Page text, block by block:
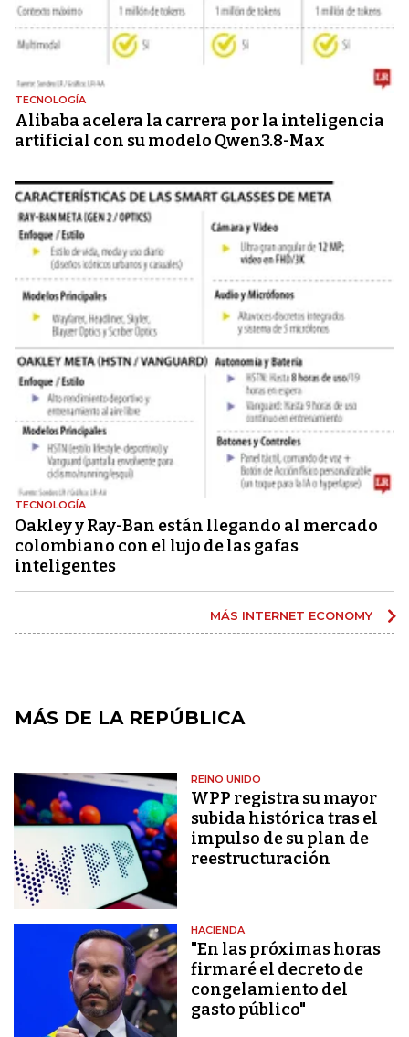
TECNOLOGÍA
Alibaba acelera la carrera por la inteligencia
artificial con su modelo Qwen3.8-Max
TECNOLOGÍA
Oakley y Ray-Ban están llegando al mercado
colombiano con el lujo de las gafas
inteligentes
MÁS INTERNET ECONOMY
MÁS DE LA REPÚBLICA
REINO UNIDO
WPP registra su mayor
subida histórica tras el
impulso de su plan de
reestructuración
HACIENDA
"En las próximas horas
firmaré el decreto de
congelamiento del
gasto público"